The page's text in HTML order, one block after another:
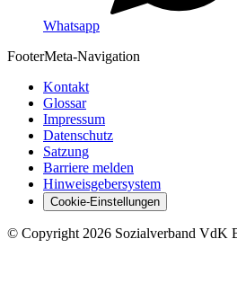
Whatsapp
FooterMeta-Navigation
Kontakt
Glossar
Impressum
Datenschutz
Satzung
Barriere melden
Hinweisgebersystem
Cookie-Einstellungen
© Copyright 2026 Sozialverband VdK